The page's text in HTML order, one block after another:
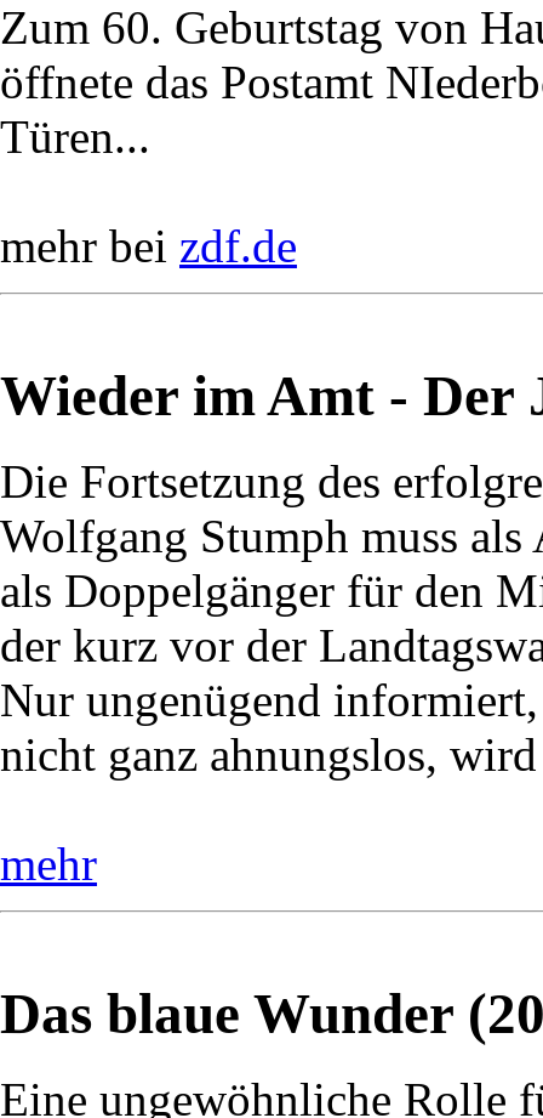
Zum 60. Geburtstag von
öffnete das Postamt
Türen...
mehr bei zdf.de
Wieder im Amt - Der
Die Fortsetzung des
Wolfgang Stumph muss
als Doppelgänger für den
der kurz vor der
Nur ungenügend
nicht ganz ahnungslos,
mehr
Das blaue Wunder
Eine ungewöhnliche Rolle